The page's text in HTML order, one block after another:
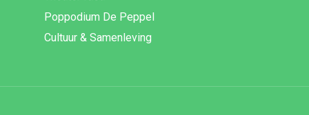
Poppodium De Peppel
Cultuur & Samenleving